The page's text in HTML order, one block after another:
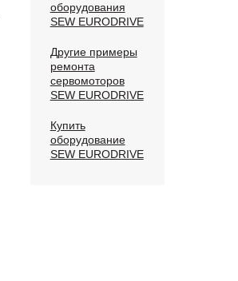
оборудования
SEW EURODRIVE
Другие примеры
ремонта
сервомоторов
SEW EURODRIVE
Купить
оборудование
SEW EURODRIVE